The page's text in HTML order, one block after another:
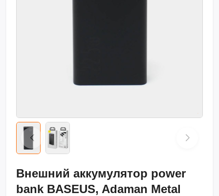
Внешний аккумулятор power
bank BASEUS, Adaman Metal